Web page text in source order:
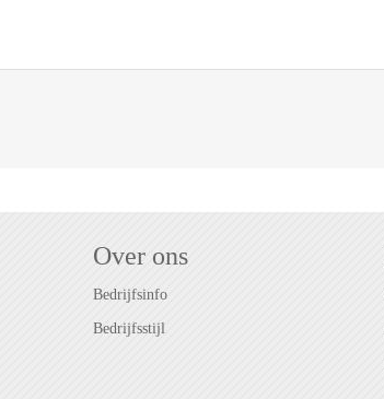
Over ons
Bedrijfsinfo
Bedrijfsstijl